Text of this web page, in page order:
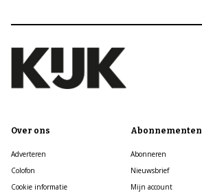
Over ons
Adverteren
Colofon
Cookie informatie
Abonnementen
Abonneren
Nieuwsbrief
Mijn account